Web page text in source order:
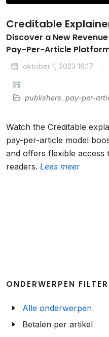
Creditable
Discover a New
Pay-Per-Article
oktober 1, 2023 16:17
publishers pay-per-
Watch the Creditable
pay-per-article model
and offers flexible
readers. Lees meer
ONDERWERPEN FILTER
Alle onderwerpen
Betalen per artikel